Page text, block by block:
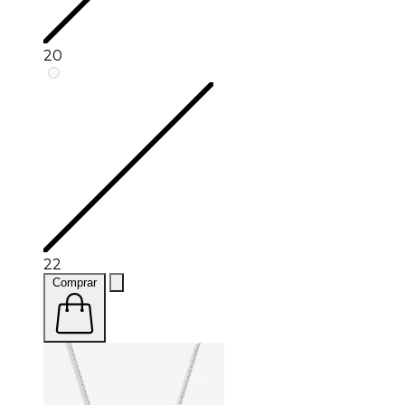
20
22
Comprar